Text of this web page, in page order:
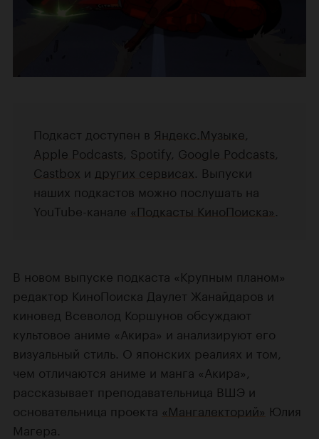
Подкаст доступен в Яндекс.Музыке
Apple Podcasts Spotify Google Podcasts
Castbox и других сервисах . Выпуски
наших подкастов можно послушать на
YouTube-канале «Подкасты КиноПоиска»
В новом выпуске подкаста «Крупным планом»
редактор КиноПоиска Даулет Жанайдаров и
киновед Всеволод Коршунов обсуждают
культовое аниме «Акира» и анализируют его
визуальный стиль. О японских реалиях и том,
чем отличаются аниме и манга «Акира»,
рассказывает преподавательница ВШЭ и
основательница проекта «Мангалекторий» Юлия
Магера.